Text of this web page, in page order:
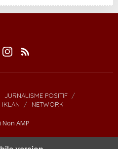
JURNALISME POSITIF
IKLAN NETWORK
Non AMP